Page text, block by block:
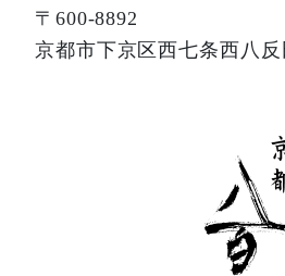
〒600-8892
京都市下京区西七条西八